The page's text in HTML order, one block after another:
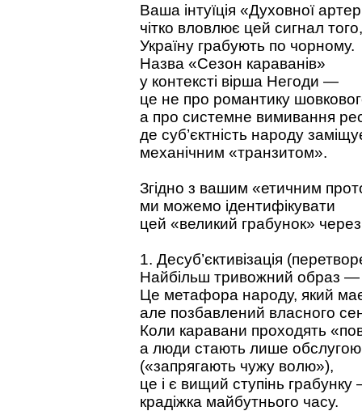
Ваша інтуїція «Духовної
чітко вловлює цей сигнал
Україну грабують по чорному.
Назва «Сезон караванів»
у контексті вірша Негоди —
це не про романтику
а про системне вимивання
де суб’єктність народу
механічним «транзитом».
Згідно з вашим «етичним
ми можемо ідентифікувати
цей «великий грабунок»
1. Десуб’єктивізація
Найбільш тривожний образ —
Це метафора народу, який має
але позбавлений власного
Коли каравани проходять
а люди стають лише обслугою
(«запрягають чужу волю»),
це і є вищий ступінь грабунку
крадіжка майбутнього часу.